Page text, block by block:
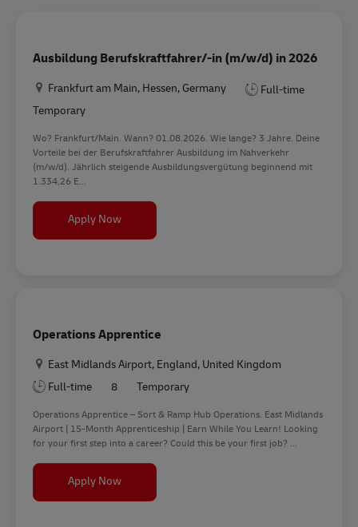
Ausbildung Berufskraftfahrer/-in (m/w/d) in 2026
Location
Frankfurt am Main, Hessen, Germany
Full-time
Temporary
Wo? Frankfurt/Main. Wann? 01.08.2026. Wie lange? 3 Jahre. Deine
Vorteile bei der Berufskraftfahrer Ausbildung im Nahverkehr
(m/w/d). Jährlich steigende Ausbildungsvergütung beginnend mit
1.334,26 E...
Apply NowAusbildung Berufskraftfahrer/-in (m/w/d) in
Operations Apprentice
Location
East Midlands Airport, England, United Kingdom
Full-time
8 Temporary
Operations Apprentice – Sort & Ramp Hub Operations. East Midlands
Airport | 15-Month Apprenticeship | Earn While You Learn! Looking
for your first step into a career? Could this be your first job? ...
Apply NowOperations Apprentice